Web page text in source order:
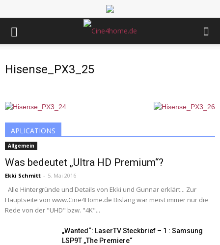
Hisense_PX3_25
APLICATIONS
Allgemein
Was bedeutet „Ultra HD Premium“?
Ekki Schmitt - 5. Mai 2016
Alle Hintergründe und Details von Ekki und Gunnar erklärt... Zur
Hauptseite von www.Cine4Home.de Bislang war meist immer nur die
Rede von der "UHD" bzw. "4K"...
„Wanted“: LaserTV Steckbrief – 1 : Samsung
LSP9T „The Premiere“